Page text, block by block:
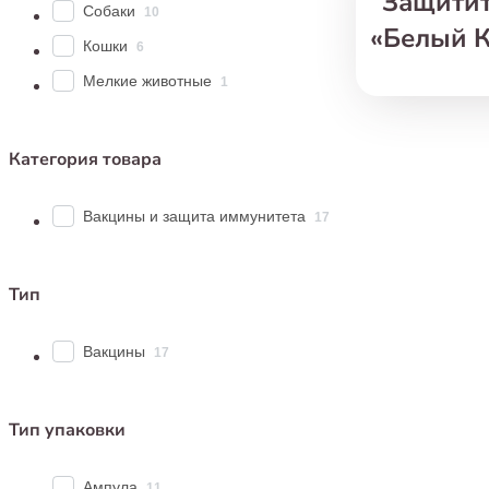
Собаки 10
Кошки 6
Мелкие животные 1
Категория товара
Вакцины и защита иммунитета 17
Тип
Вакцины 17
Тип упаковки
«Белый